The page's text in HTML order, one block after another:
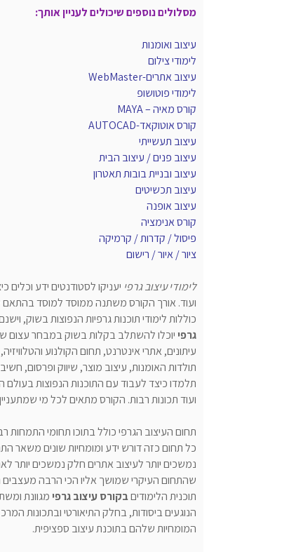
מסלולים נוספים שיכולים לעניין אותך:
עיצוב ואומנות
לימודי צילום
עיצוב אתרים-WebMaster
לימודי פוטושופ
קורס מאיה – MAYA
קורס אוטוקאד-AUTOCAD
עיצוב תעשייתי
עיצוב פנים / עיצוב הבית
עיצוב ובניית בובות תאטרון
עיצוב תכשיטים
עיצוב אופנה
קורס אנימציה
פיסול / קדרות / קרמיקה
ציור / איור / רישום
לימודי עיצוב גרפי יעניקו לסטודנטים ידע
ועוד. אורך הקורס משתנה ממוסד למוסד בהתאם
כוללות לימודי תוכנות גרפיות הנפוצות בשוק,
גרפי יוכלו להשתלב בקלות בשוק במבחר עצום
עיתונים, אתרי אינטרנט, תחום הקולנוע
תולדות האומנות, עיצוב מוצר, שיווק ופרסום,
ועוד תכונות רבות. הקורס מתאים לכל מי
תחום העיצוב הגרפי כולל בתוכו תחומי התמחות
כל תחום כזה דורש ידע ומומחיות שונים
נמשכים יותר לעיצוב אתרים חלק נמשכים יותר
שהתחום העיקרי שמושך אליו הכי הרבה מעצבים
תוכנית הלימודיםבקורס עיצוב גרפי מגוונת
הנוגעים ביסודות, בחלק התיאורטי ובתכונות
המומחיות שלהם בתוכנת עיצוב ספציפית.